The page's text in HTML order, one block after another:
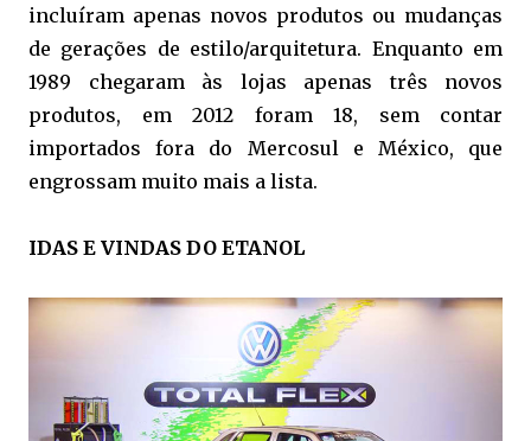
incluíram apenas novos produtos ou mudanças
de gerações de estilo/arquitetura. Enquanto em
1989 chegaram às lojas apenas três novos
produtos, em 2012 foram 18, sem contar
importados fora do Mercosul e México, que
engrossam muito mais a lista.
IDAS E VINDAS DO ETANOL